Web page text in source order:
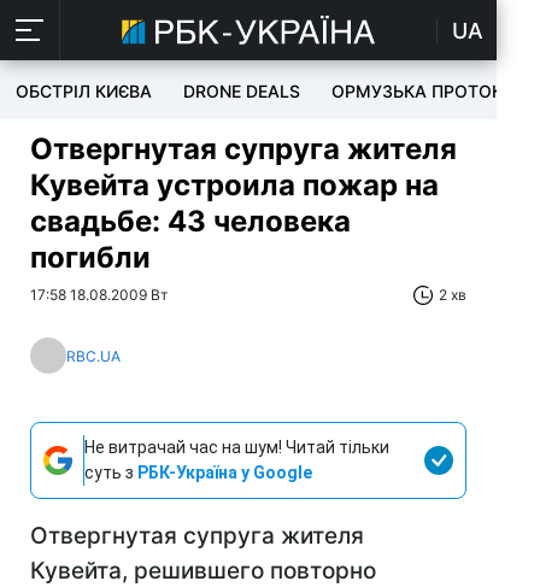
UA
ОБСТРІЛ КИЄВА DRONE DEALS ОРМУЗЬКА ПРОТОКА
Отвергнутая супруга жителя
Кувейта устроила пожар на
свадьбе: 43 человека
погибли
17:58 18.08.2009 Вт 2 хв
RBC.UA
Не витрачай час на шум! Читай тільки
суть з РБК-Україна у Google
Отвергнутая супруга жителя
Кувейта, решившего повторно